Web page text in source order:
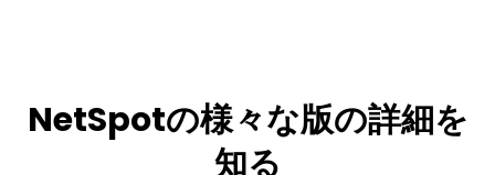
NetSpotの様々な版の詳細を
知る